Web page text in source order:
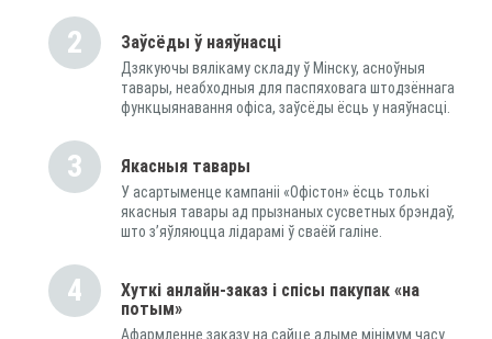
2 Заўсёды ў наяўнасці
Дзякуючы вялікаму складу ў Мінску, асноўныя
тавары, неабходныя для паспяховага штодзённага
функцыянавання офіса, заўсёды ёсць у наяўнасці.
3 Якасныя тавары
У асартыменце кампаніі «Офістон» ёсць толькі
якасныя тавары ад прызнаных сусветных брэндаў,
што з’яўляюцца лідарамі ў сваёй галіне.
4
Хуткі анлайн-заказ і спісы пакупак «на
потым»
Афармленне заказу на сайце адыме мінімум часу.